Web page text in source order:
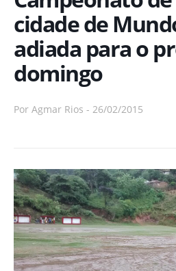
cidade de
adiada para o
domingo
Por Agmar Rios - 26/02/2015